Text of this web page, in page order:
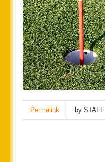
Permalink by STAFF